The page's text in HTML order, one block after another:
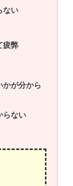
ない
疲弊
かが分から
らない